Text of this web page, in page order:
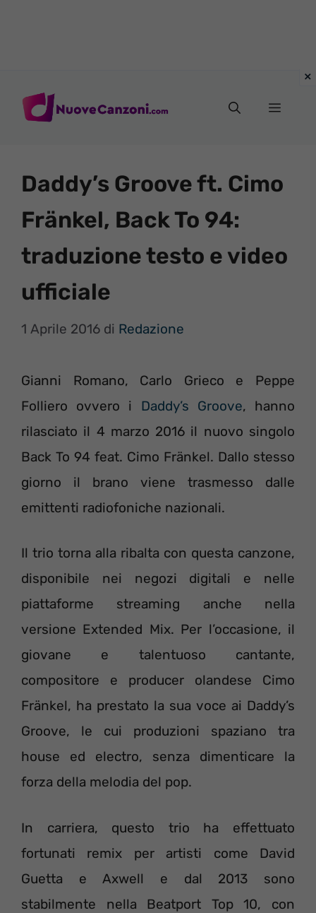
Menu
Daddy’s Groove ft. Cimo
Fränkel, Back To 94:
traduzione testo e video
ufficiale
1 Aprile 2016 di Redazione
Gianni Romano, Carlo Grieco e Peppe
Folliero ovvero i Daddy’s Groove, hanno
rilasciato il 4 marzo 2016 il nuovo singolo
Back To 94 feat. Cimo Fränkel. Dallo stesso
giorno il brano viene trasmesso dalle
emittenti radiofoniche nazionali.
Il trio torna alla ribalta con questa canzone,
disponibile nei negozi digitali e nelle
piattaforme streaming anche nella
versione Extended Mix. Per l’occasione, il
giovane e talentuoso cantante,
compositore e producer olandese Cimo
Fränkel, ha prestato la sua voce ai Daddy’s
Groove, le cui produzioni spaziano tra
house ed electro, senza dimenticare la
forza della melodia del pop.
In carriera, questo trio ha effettuato
fortunati remix per artisti come David
Guetta e Axwell e dal 2013 sono
stabilmente nella Beatport Top 10, con